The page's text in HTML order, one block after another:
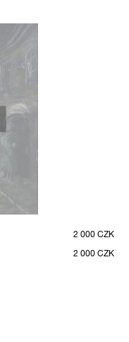
2 000 CZK
2 000 CZK